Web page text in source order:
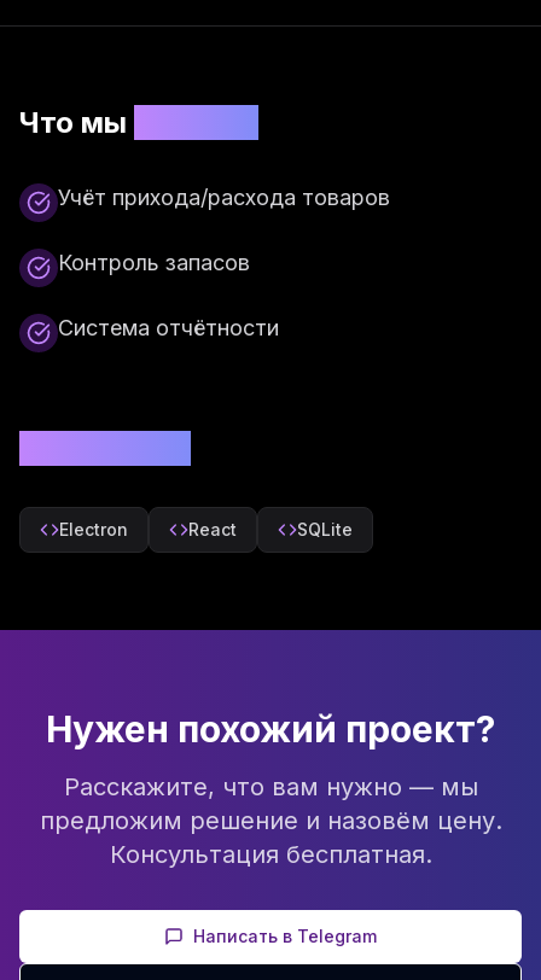
Что мы
Учёт прихода/расхода товаров
Контроль запасов
Система отчётности
Electron React SQLite
Нужен похожий проект?
Расскажите, что вам нужно — мы
предложим решение и назовём цену.
Консультация бесплатная.
Написать в Telegram